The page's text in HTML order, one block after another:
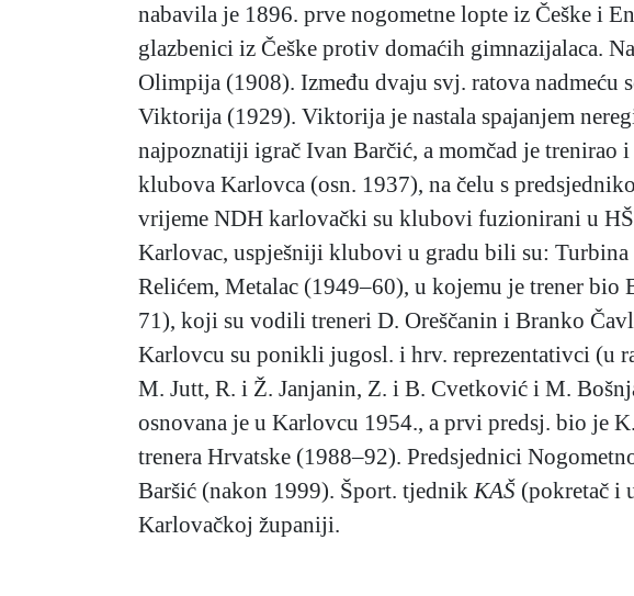
nabavila je 1896. prve nogometne lopte iz Češke i
glazbenici iz Češke protiv domaćih gimnazijalaca.
Olimpija (1908). Između dvaju svj. ratova
Viktorija (1929). Viktorija je nastala spajanjem
najpoznatiji igrač Ivan Barčić, a momčad je trenirao
klubova Karlovca (osn. 1937), na čelu s
vrijeme NDH karlovački su klubovi fuzionirani u
Karlovac, uspješniji klubovi u gradu bili su:
Relićem, Metalac (1949–60), u kojemu je trener bio
71), koji su vodili treneri D. Oreščanin i Branko
Karlovcu su ponikli jugosl. i hrv. reprezentativci (u
M. Jutt, R. i Ž. Janjanin, Z. i B. Cvetković i M.
osnovana je u Karlovcu 1954., a prvi predsj. bio je
trenera Hrvatske (1988–92). Predsjednici
Baršić (nakon 1999). Šport. tjednik KAŠ (pokretač i
Karlovačkoj županiji.